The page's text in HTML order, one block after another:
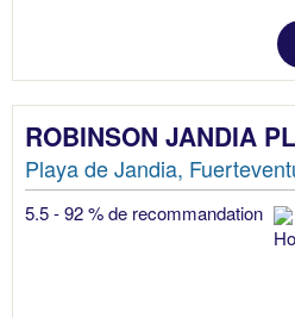
ROBINSON JANDIA
Playa de Jandia,
5.5 - 92 % de recommandation